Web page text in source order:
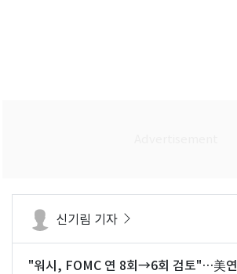
신기림 기자
"워시, FOMC 연 8회→6회 검토"…美연